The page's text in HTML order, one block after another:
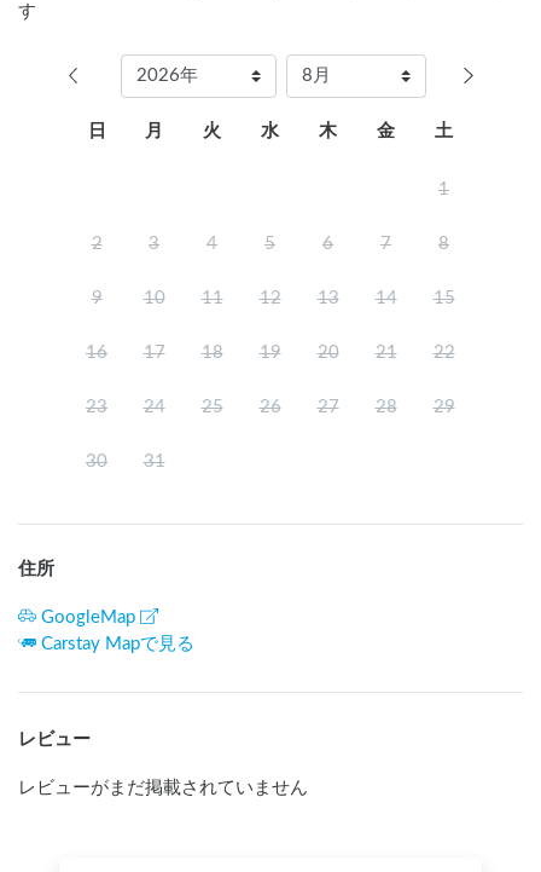
す
日 月 火 水 木 金 土
1
2 3 4 5 6 7 8
9 10 11 12 13 14 15
16 17 18 19 20 21 22
23 24 25 26 27 28 29
30 31
住所
GoogleMap
Carstay Mapで見る
レビュー
レビューがまだ掲載されていません